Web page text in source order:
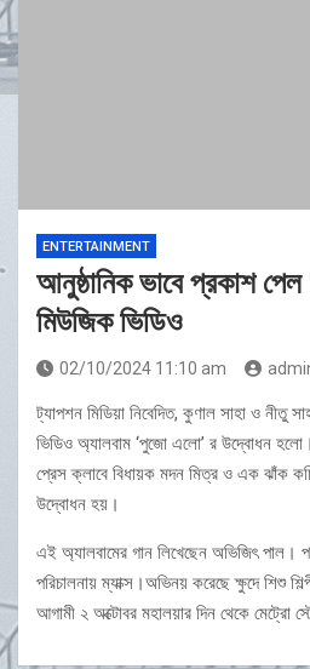
ENTERTAINMENT
আনুষ্ঠানিক ভাবে প্রকাশ
মিউজিক ভিডিও
02/10/2024 11:10 am
ট্যাপশন মিডিয়া নিবেদিত, কুণাল সাহা ও নীতু
ভিডিও অ্যালবাম ‘পুজো এলো’ র উদ্বোধন
প্রেস ক্লাবে বিধায়ক মদন মিত্র ও এক ঝাঁক
উদ্বোধন হয়।
এই অ্যালবামের গান লিখেছেন অভিজিৎ পাল।‌
পরিচালনায় ম্যাক্স।অভিনয় করেছে ক্ষুদে শিশু
আগামী ২ অক্টোবর মহালয়ার দিন থেকে মেট্রো